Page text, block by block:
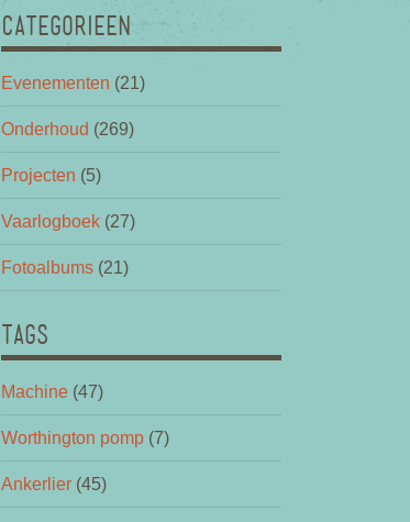
CATEGORIEEN
Evenementen (21)
Onderhoud (269)
Projecten (5)
Vaarlogboek (27)
Fotoalbums (21)
TAGS
Machine (47)
Worthington pomp (7)
Ankerlier (45)